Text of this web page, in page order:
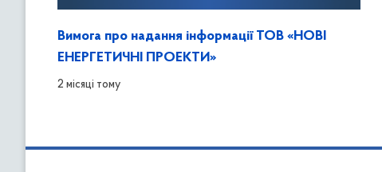
Вимога про надання інформації ТОВ «НОВІ
ЕНЕРГЕТИЧНІ ПРОЕКТИ»
2 місяці тому